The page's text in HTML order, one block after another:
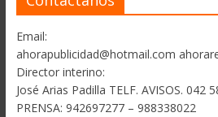
Email:
ahorapublicidad@hotmail.com
Director interino:
José Arias Padilla TELF. AVISOS. 042
PRENSA: 942697277 – 988338022